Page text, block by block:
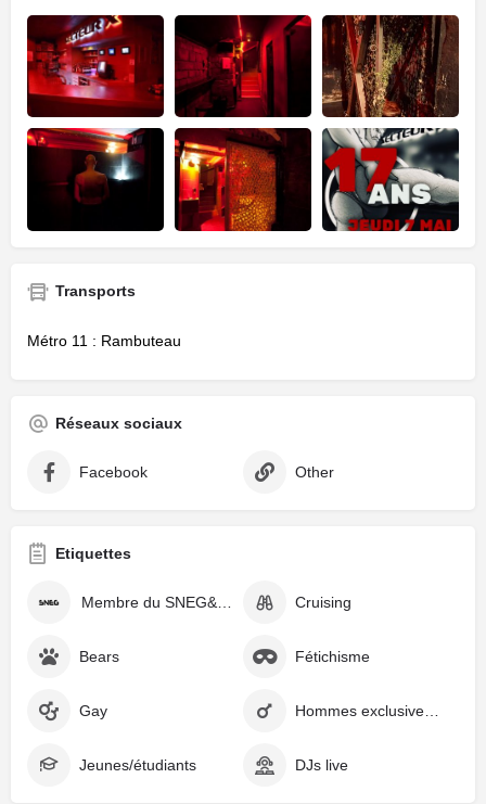
Transports
Métro 11 : Rambuteau
Réseaux sociaux
Facebook Other
Etiquettes
Cruising
Bears Fétichisme
Gay
Jeunes/étudiants DJs live